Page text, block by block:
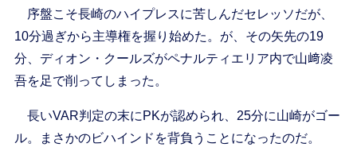
序盤こそ長崎のハイプレスに苦しんだセレッソだが、
10分過ぎから主導権を握り始めた。が、その矢先の19
分、ディオン・クールズがペナルティエリア内で山﨑凌
吾を足で削ってしまった。
長いVAR判定の末にPKが認められ、25分に山崎がゴー
ル。まさかのビハインドを背負うことになったのだ。